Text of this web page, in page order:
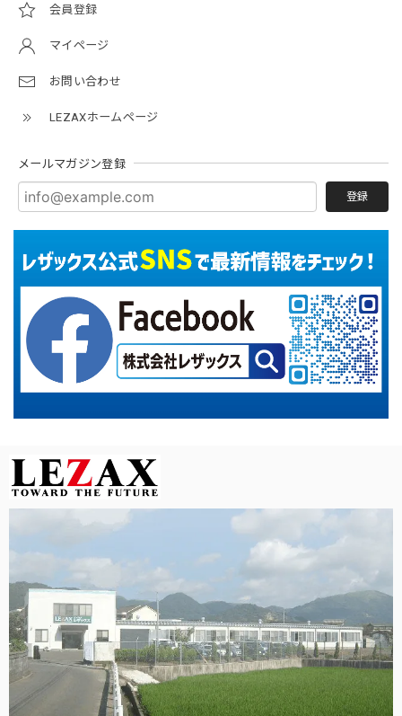
会員登録
マイページ
お問い合わせ
LEZAXホームページ
メールマガジン登録
登録